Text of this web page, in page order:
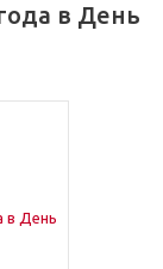
в День